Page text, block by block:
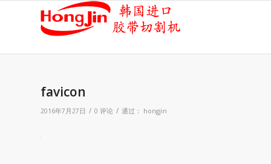
favicon
2016年7月27日 / 0 评论 / 通过： hongjin